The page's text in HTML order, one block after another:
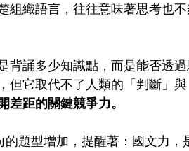
組織語言，往往意味著思考也
背誦多少知識點，而是能否透
但它取代不了人類的「判斷」
距的關鍵競爭力。
題型增加，提醒著：國文力，